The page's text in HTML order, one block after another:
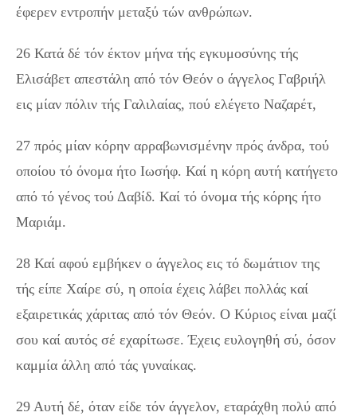
έφερεν εντροπήν μεταξύ τών ανθρώπων.
26 Κατά δέ τόν έκτον μήνα τής εγκυμοσύνης τής
Ελισάβετ απεστάλη από τόν Θεόν ο άγγελος Γαβριήλ
εις μίαν πόλιν τής Γαλιλαίας, πού ελέγετο Ναζαρέτ,
27 πρός μίαν κόρην αρραβωνισμένην πρός άνδρα, τού
οποίου τό όνομα ήτο Ιωσήφ. Καί η κόρη αυτή κατήγετο
από τό γένος τού Δαβίδ. Καί τό όνομα τής κόρης ήτο
Μαριάμ.
28 Καί αφού εμβήκεν ο άγγελος εις τό δωμάτιον της
τής είπε Χαίρε σύ, η οποία έχεις λάβει πολλάς καί
εξαιρετικάς χάριτας από τόν Θεόν. Ο Κύριος είναι μαζί
σου καί αυτός σέ εχαρίτωσε. Έχεις ευλογηθή σύ, όσον
καμμία άλλη από τάς γυναίκας.
29 Αυτή δέ, όταν είδε τόν άγγελον, εταράχθη πολύ από